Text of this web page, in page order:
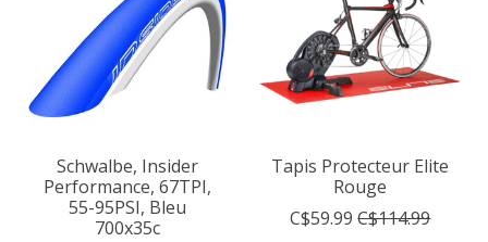
Schwalbe, Insider
Performance, 67TPI,
55-95PSI, Bleu
700x35c
Tapis Protecteur Elite
Rouge
C$59.99 C$114.99